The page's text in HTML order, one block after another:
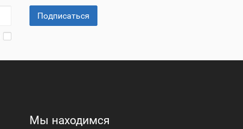
Подписаться
Мы находимся